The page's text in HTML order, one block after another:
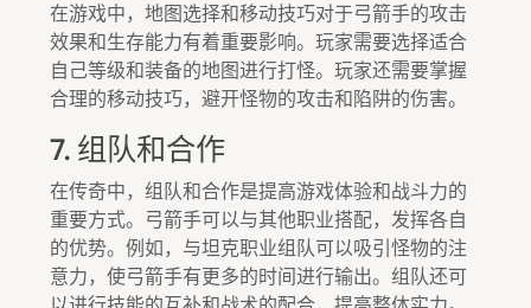
在游戏中，地图选择和移动技巧对于弓箭手的攻击
效果和生存能力有着重要影响。玩家需要选择适合
自己等级和装备的地图进行打怪。玩家还需要掌握
合理的移动技巧，避开怪物的攻击和陷阱的伤害。
7. 组队和合作
在传奇中，组队和合作是提高游戏体验和战斗力的
重要方式。弓箭手可以与其他职业搭配，发挥各自
的优势。例如，与坦克职业组队可以吸引怪物的注
意力，使弓箭手有更多的时间进行输出。组队还可